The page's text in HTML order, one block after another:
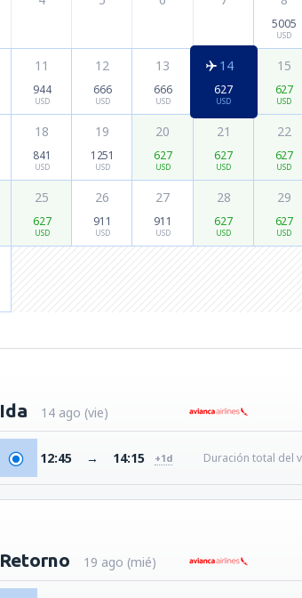
5005
USD
11
944
USD
12
666
USD
13
666
USD
14
627
USD
15
627
USD
18
841
USD
19
1251
USD
20
627
USD
21
627
USD
22
627
USD
25
627
USD
26
911
USD
27
911
USD
28
627
USD
29
627
USD
Ida 14 ago (vie)
12:45 → 14:15 +1d Duración total del
Retorno 19 ago (mié)